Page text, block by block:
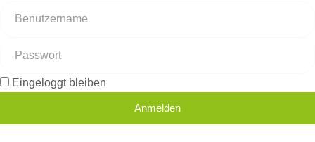
Eingeloggt bleiben
Anmelden